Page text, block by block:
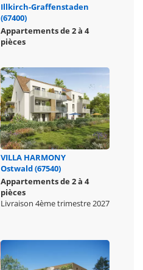
Illkirch-Graffenstaden
(67400)
Appartements de 2 à 4
pièces
VILLA HARMONY
Ostwald (67540)
Appartements de 2 à 4
pièces
Livraison 4ème trimestre 2027